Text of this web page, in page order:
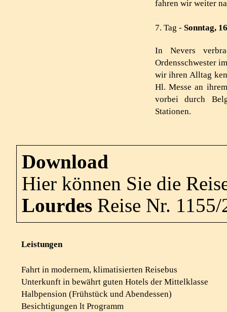
fahren wir weiter
7. Tag - Sonntag,
In Nevers
Ordensschwester
wir ihren Alltag
Hl. Messe an
vorbei durch
Stationen.
Download
Hier können Sie die
Lourdes Reise Nr.
Leistungen
Fahrt in modernem, klimatisierten Reisebus
Unterkunft in bewährt guten Hotels der Mittelklasse
Halbpension (Frühstück und Abendessen)
Besichtigungen lt Programm